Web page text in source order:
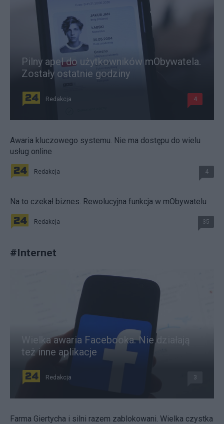
Pilny apel do użytkowników mObywatela.
Zostały ostatnie godziny
Redakcja 4
Awaria kluczowego systemu. Nie ma dostępu do wielu
usług online
Redakcja 4
Na to czekał biznes. Rewolucyjna funkcja w mObywatelu
Redakcja 35
#Internet
Wielka awaria Facebooka. Nie działają
też inne aplikacje
Redakcja 3
Farma Giertycha i silni razem zablokowani. Wielka czystka